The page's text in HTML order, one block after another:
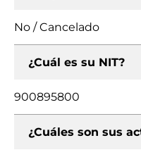
No / Cancelado
¿Cuál es su NIT?
900895800
¿Cuáles son sus